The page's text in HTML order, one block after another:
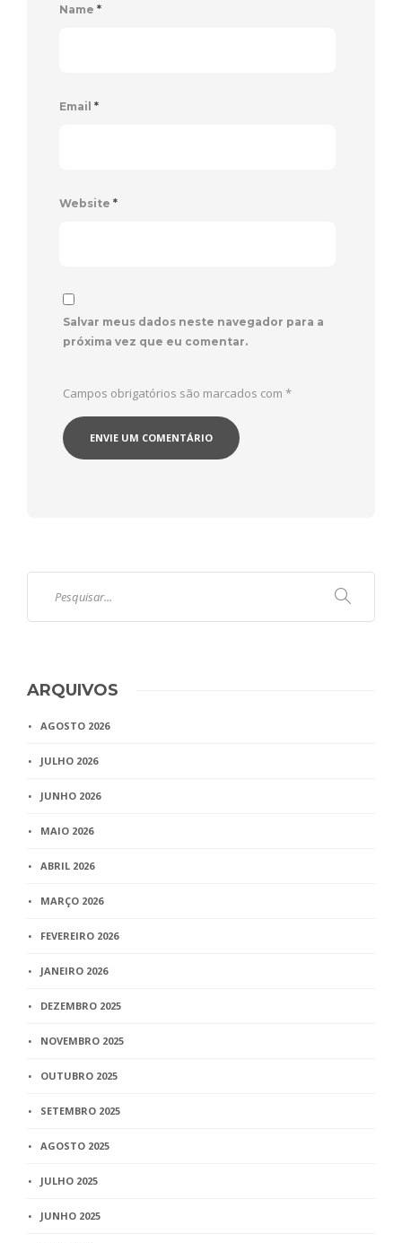
Name *
Email *
Website *
Salvar meus dados neste navegador para a
próxima vez que eu comentar.
Campos obrigatórios são marcados com *
ARQUIVOS
AGOSTO 2026
JULHO 2026
JUNHO 2026
MAIO 2026
ABRIL 2026
MARÇO 2026
FEVEREIRO 2026
JANEIRO 2026
DEZEMBRO 2025
NOVEMBRO 2025
OUTUBRO 2025
SETEMBRO 2025
AGOSTO 2025
JULHO 2025
JUNHO 2025